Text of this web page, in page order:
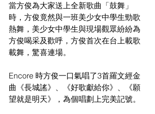
當方俊為大家送上全新歌曲「鼓舞」
時，方俊竟然與一班美少女中學生勁歌
熱舞，美少女中學生與現場觀眾紛紛為
方俊喝采及歡呼，方俊首次在台上載歌
載舞，驚喜連場。
Encore 時方俊一口氣唱了3首羅文經金
曲《長城謠》、《好歌獻給你》、《願
望就是明天》，為個唱劃上完美記號。